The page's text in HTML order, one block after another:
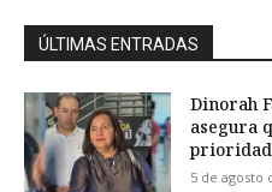
ÚLTIMAS ENTRADAS
Dinorah
asegura
prioridad
5 de agosto